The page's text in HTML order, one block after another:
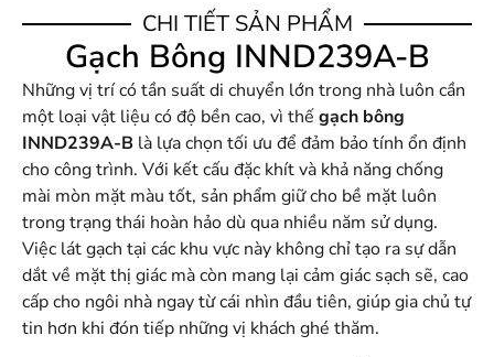
CHI TIẾT SẢN PHẨM
Gạch Bông INND239A-B
Những vị trí có tần suất di chuyển lớn trong nhà luôn cần
một loại vật liệu có độ bền cao, vì thếgạch bông
INND239A-B là lựa chọn tối ưu để đảm bảo tính ổn định
cho công trình. Với kết cấu đặc khít và khả năng chống
mài mòn mặt màu tốt, sản phẩm giữ cho bề mặt luôn
trong trạng thái hoàn hảo dù qua nhiều năm sử dụng.
Việc lát gạch tại các khu vực này không chỉ tạo ra sự dẫn
dắt về mặt thị giác mà còn mang lại cảm giác sạch sẽ, cao
cấp cho ngôi nhà ngay từ cái nhìn đầu tiên, giúp gia chủ tự
tin hơn khi đón tiếp những vị khách ghé thăm.